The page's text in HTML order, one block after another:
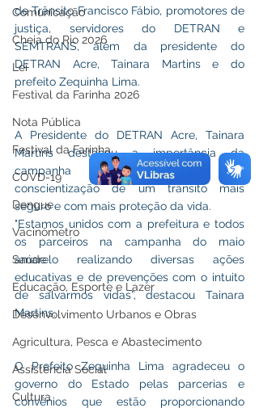
Comunicação
Cheia do Rio 2026
Lei
Festival da Farinha 2026
Nota Pública
Festival da Farinha
COVD-19
Dengue
Vacinômetro
Saúde
Educação, Esporte e Lazer
Desenvolvimento Urbanos e Obras
Agricultura, Pesca e Abastecimento
Assistência Social
Cultura
de Trânsito Francisco Fábio, promotores de
justiça, servidores do DETRAN e
SEMTRANS, além da presidente do
DETRAN Acre, Tainara Martins e do
prefeito Zequinha Lima.
A Presidente do DETRAN Acre, Tainara
Martins destacou a importância da
campanha Maio Amarelo na
conscientização de um trânsito mais
seguro e com mais proteção da vida.
"Estamos unidos com a prefeitura e todos
os parceiros na campanha do maio
amarelo realizando diversas ações
educativas e de prevenções com o intuito
de salvarmos vidas”, destacou Tainara
Martins.
O Prefeito Zequinha Lima agradeceu o
governo do Estado pelas parcerias e
convênios que estão proporcionando